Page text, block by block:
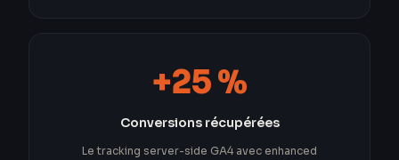
+25 %
Conversions récupérées
Le tracking server-side GA4 avec enhanced